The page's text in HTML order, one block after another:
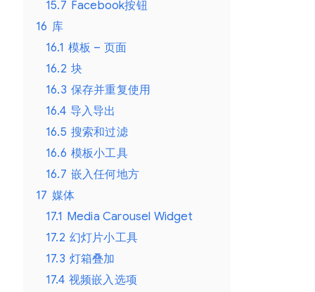
15.7 Facebook按钮
16 库
16.1 模板 – 页面
16.2 块
16.3 保存并重复使用
16.4 导入导出
16.5 搜索和过滤
16.6 模板小工具
16.7 嵌入任何地方
17 媒体
17.1 Media Carousel Widget
17.2 幻灯片小工具
17.3 灯箱叠加
17.4 视频嵌入选项